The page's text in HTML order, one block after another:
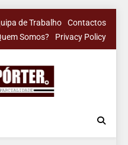
de Trabalho
Contactos
Somos?
Privacy Policy